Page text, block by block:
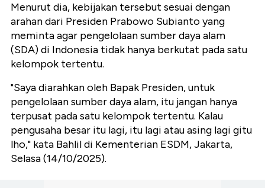
Menurut dia, kebijakan tersebut sesuai dengan
arahan dari Presiden Prabowo Subianto yang
meminta agar pengelolaan sumber daya alam
(SDA) di Indonesia tidak hanya berkutat pada satu
kelompok tertentu.
"Saya diarahkan oleh Bapak Presiden, untuk
pengelolaan sumber daya alam, itu jangan hanya
terpusat pada satu kelompok tertentu. Kalau
pengusaha besar itu lagi, itu lagi atau asing lagi gitu
lho," kata Bahlil di Kementerian ESDM, Jakarta,
Selasa (14/10/2025).